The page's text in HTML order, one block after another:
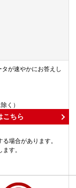
が速やかにお答えし
く）
場合があります。
す。
こちら